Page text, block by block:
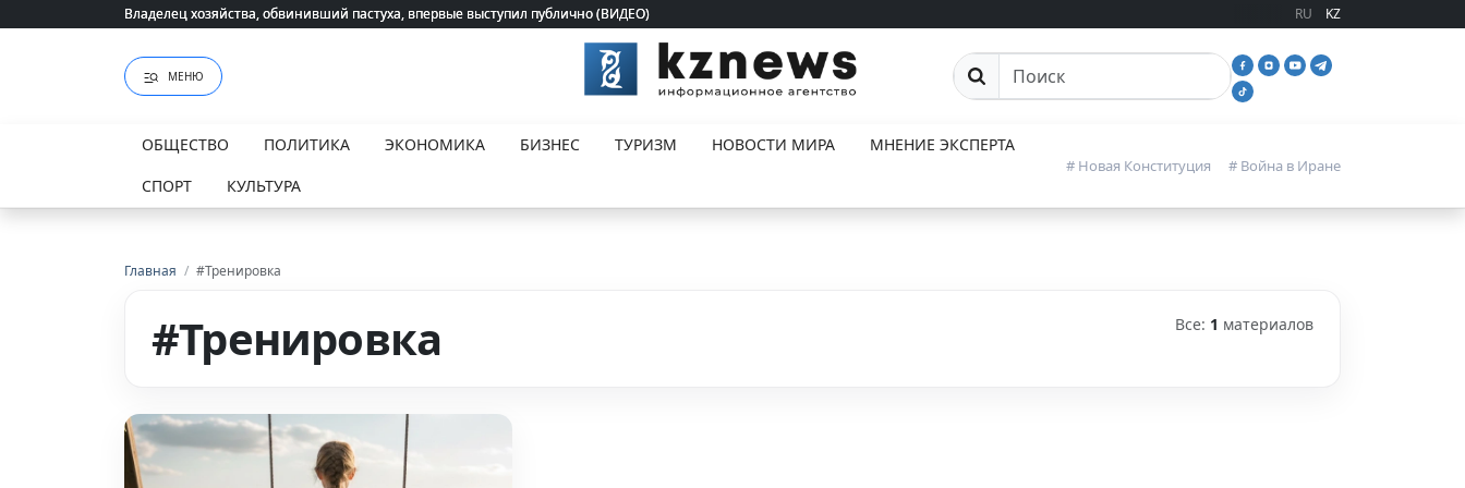
Владелец хозяйства, обвинивший пастуха, впервые выступил публично (ВИДЕО)
Владелец хозяйства, обвинивший пастуха, впервые выступил публично (ВИДЕО) RU KZ
МЕНЮ Поиск
ОБЩЕСТВО ПОЛИТИКА ЭКОНОМИКА БИЗНЕС ТУРИЗМ НОВОСТИ МИРА
МНЕНИЕ ЭКСПЕРТА
СПОРТ
КУЛЬТУРА
# Новая Конституция # Война в Иране
Главная / #Тренировка
#Тренировка Все: 1 материалов